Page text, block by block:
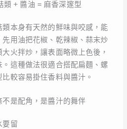
類 + 醬油 = 麻香深邃型
本身有天然的鮮味與咬感，能
用油把花椒、乾辣椒、蒜末炒
火拌炒，讓表面略微上色後，
這種做法很適合搭配扁麵、螺
較容易掛住香料與醬汁。
是配角，是醬汁的舞伴
要留